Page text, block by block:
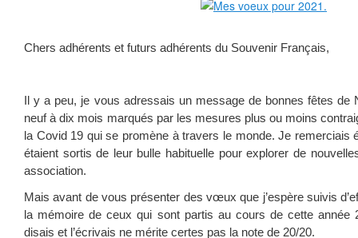
Chers adhérents et futurs adhérents du Souvenir Français,
Il y a peu, je vous adressais un message de bonnes fêtes de
neuf à dix mois marqués par les mesures plus ou moins
la Covid 19 qui se promène à travers le monde. Je remerciais
étaient sortis de leur bulle habituelle pour explorer de
association.
Mais avant de vous présenter des vœux que j’espère suivis
la mémoire de ceux qui sont partis au cours de cette année
disais et l’écrivais ne mérite certes pas la note de 20/20.